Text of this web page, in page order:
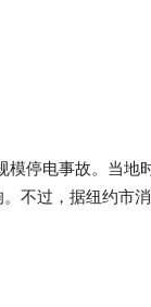
停电事故。当地
不过，据纽约市